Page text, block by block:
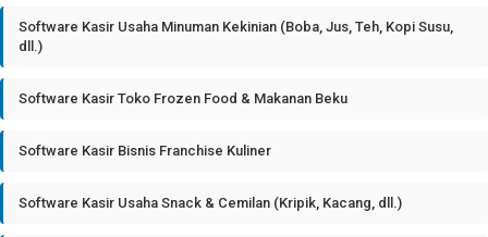
Software Kasir Usaha Minuman Kekinian (Boba, Jus, Teh, Kopi Susu,
dll.)
Software Kasir Toko Frozen Food & Makanan Beku
Software Kasir Bisnis Franchise Kuliner
Software Kasir Usaha Snack & Cemilan (Kripik, Kacang, dll.)